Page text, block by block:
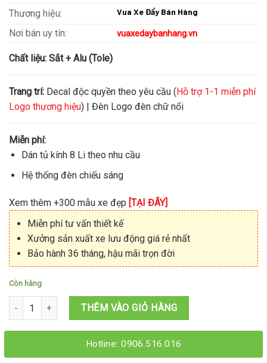
Thương hiệu:
Vua Xe Đẩy Bán Hàng
Nơi bán uy tín: vuaxedaybanhang.vn
Chất liệu: Sắt + Alu (Tole)
Trang trí: Decal độc quyền theo yêu cầu (Hỗ trợ 1-1 miễn phí
Logo thương hiệu) | Đèn Logo đèn chữ nổi
Miễn phí:
Dán tủ kính 8 Li theo nhu cầu
Hệ thống đèn chiếu sáng
Xem thêm +300 mẫu xe đẹp [TẠI ĐÂY]
Miễn phí tư vấn thiết kế
Xưởng sản xuất xe lưu động giá rẻ nhất
Bảo hành 36 tháng, hậu mãi trọn đời
Còn hàng
Tủ bán hàng 1M2X60X2M số lượng
THÊM VÀO GIỎ HÀNG
Hotline: 0906.516.016